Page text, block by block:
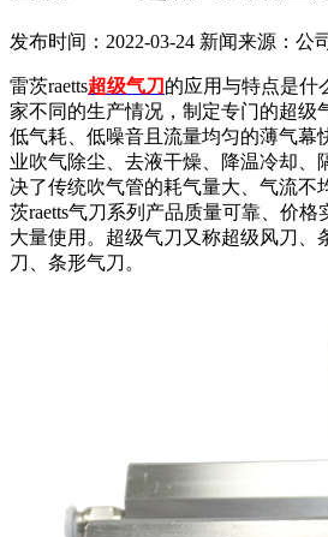
发布时间：2022-03-24 新闻来源：公
雷茨raetts超级气刀 的应用与特点是什
家不同的生产情况，制定专门的超级
低气耗、低噪音且流量均匀的薄气幕
业吹气除尘、去液干燥、降温冷却、
决了传统吹气管的耗气量大、气流不
茨raetts气刀系列产品质量可靠、价
大量使用。超级气刀又称超级风刀、
刀、条形气刀。